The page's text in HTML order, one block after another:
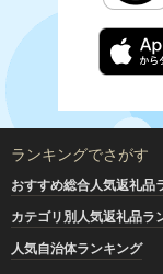
ランキングでさがす
おすすめ総合人気返礼品
カテゴリ別人気返礼品ラ
人気自治体ランキング